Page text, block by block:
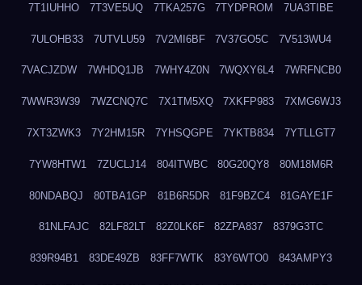
7T1IUHHO 7T3VE5UQ 7TKA257G 7TYDPROM 7UA3TIBE
7ULOHB33 7UTVLU59 7V2MI6BF 7V37GO5C 7V513WU4
7VACJZDW 7WHDQ1JB 7WHY4Z0N 7WQXY6L4 7WRFNCB0
7WWR3W39 7WZCNQ7C 7X1TM5XQ 7XKFP983 7XMG6WJ3
7XT3ZWK3 7Y2HM15R 7YHSQGPE 7YKTB834 7YTLLGT7
7YW8HTW1 7ZUCLJ14 804ITWBC 80G20QY8 80M18M6R
80NDABQJ 80TBA1GP 81B6R5DR 81F9BZC4 81GAYE1F
81NLFAJC 82LF82LT 82Z0LK6F 82ZPA837 8379G3TC
839R94B1 83DE49ZB 83FF7WTK 83Y6WTO0 843AMPY3